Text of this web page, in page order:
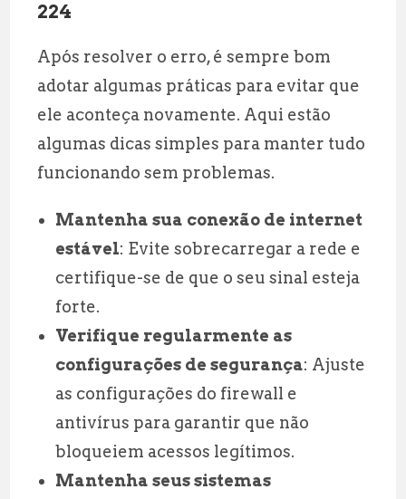
224
Após resolver o erro, é sempre bom
adotar algumas práticas para evitar que
ele aconteça novamente. Aqui estão
algumas dicas simples para manter tudo
funcionando sem problemas.
Mantenha sua conexão de internet
estável: Evite sobrecarregar a rede e
certifique-se de que o seu sinal esteja
forte.
Verifique regularmente as
configurações de segurança: Ajuste
as configurações do firewall e
antivírus para garantir que não
bloqueiem acessos legítimos.
Mantenha seus sistemas